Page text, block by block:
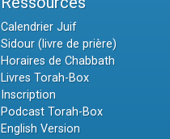
Calendrier Juif
Sidour (livre de prière)
Horaires de Chabbath
Livres Torah-Box
Inscription
Podcast Torah-Box
English Version